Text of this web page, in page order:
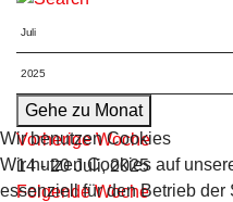
Gehe zu Monat
Vorherige Woche
14 - 20 Juli, 2025
Folgende Woche
Wir benutzen Cookies
Wir nutzen Cookies auf
essenziell für den Betrieb